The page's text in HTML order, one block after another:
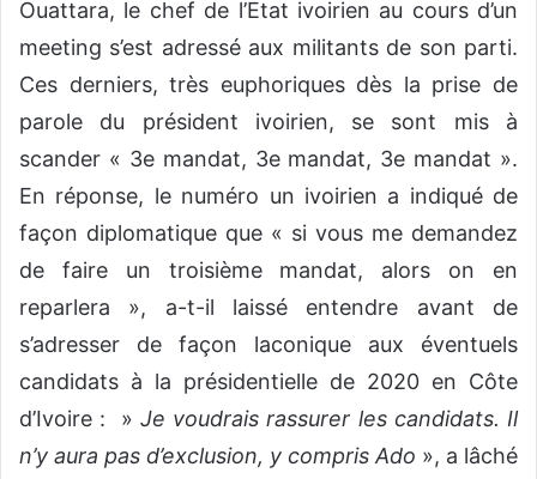
Ouattara, le chef de l’Etat ivoirien au cours d’un
meeting s’est adressé aux militants de son parti.
Ces derniers, très euphoriques dès la prise de
parole du président ivoirien, se sont mis à
scander « 3e mandat, 3e mandat, 3e mandat ».
En réponse, le numéro un ivoirien a indiqué de
façon diplomatique que « si vous me demandez
de faire un troisième mandat, alors on en
reparlera », a-t-il laissé entendre avant de
s’adresser de façon laconique aux éventuels
candidats à la présidentielle de 2020 en Côte
d’Ivoire : » Je voudrais rassurer les candidats. Il
n’y aura pas d’exclusion, y compris Ado », a lâché